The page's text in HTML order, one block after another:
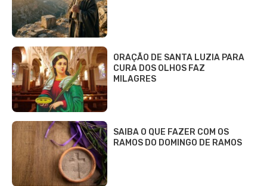
ORAÇÃO DE SANTA LUZIA PARA
CURA DOS OLHOS FAZ
MILAGRES
SAIBA O QUE FAZER COM OS
RAMOS DO DOMINGO DE RAMOS